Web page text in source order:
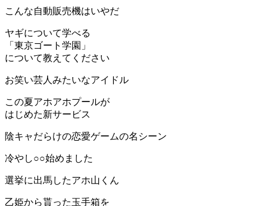
こんな自動販売機はいやだ
ヤギについて学べる
「東京ゴート学園」
について教えてください
お笑い芸人みたいなアイドル
この夏アホアホプールが
はじめた新サービス
陰キャだらけの恋愛ゲームの名シーン
冷やし○○始めました
選挙に出馬したアホ山くん
乙姫から貰った玉手箱を